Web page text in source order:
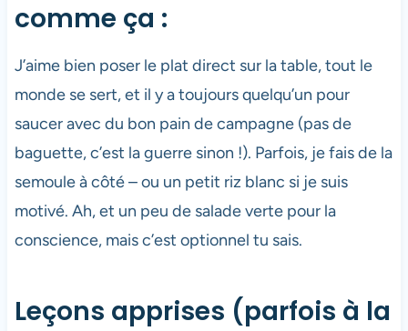
comme ça :
J’aime bien poser le plat direct sur la table, tout le
monde se sert, et il y a toujours quelqu’un pour
saucer avec du bon pain de campagne (pas de
baguette, c’est la guerre sinon !). Parfois, je fais de la
semoule à côté – ou un petit riz blanc si je suis
motivé. Ah, et un peu de salade verte pour la
conscience, mais c’est optionnel tu sais.
Leçons apprises (parfois à la